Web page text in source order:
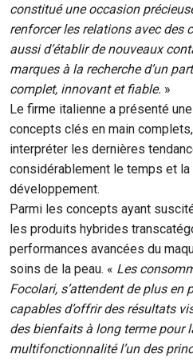
constitué une occasion
renforcer les relations avec des
aussi d’établir de nouveaux
marques à la recherche d’un
complet, innovant et fiable. »
Le firme italienne a présenté
concepts clés en main
interpréter les dernières
considérablement le temps et
développement.
Parmi les concepts ayant
les produits hybrides
performances avancées du
soins de la peau. « Les
Focolari, s’attendent de plus en
capables d’offrir des résultats
des bienfaits à long terme pour
multifonctionnalité l’un des